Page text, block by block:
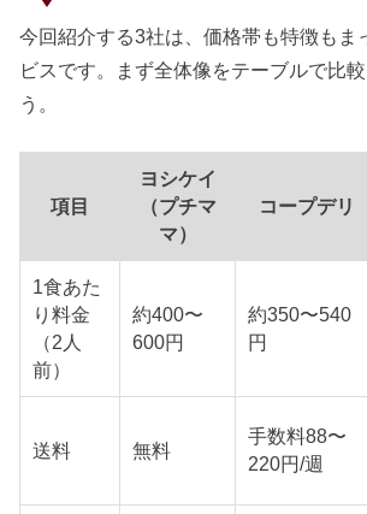
今回紹介する3社は、価格帯も特徴もま
ビスです。まず全体像をテーブルで比
う。
項目
ヨシケイ
（プチマ
マ）
コープデリ
1食あた
り料金
（2人
前）
約400〜
600円
約350〜540
円
送料 無料
手数料88〜
220円/週